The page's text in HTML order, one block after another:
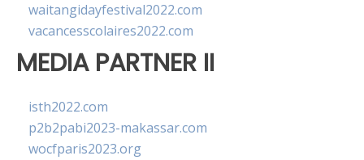
waitangidayfestival2022.com
vacancesscolaires2022.com
MEDIA PARTNER II
isth2022.com
p2b2pabi2023-makassar.com
wocfparis2023.org